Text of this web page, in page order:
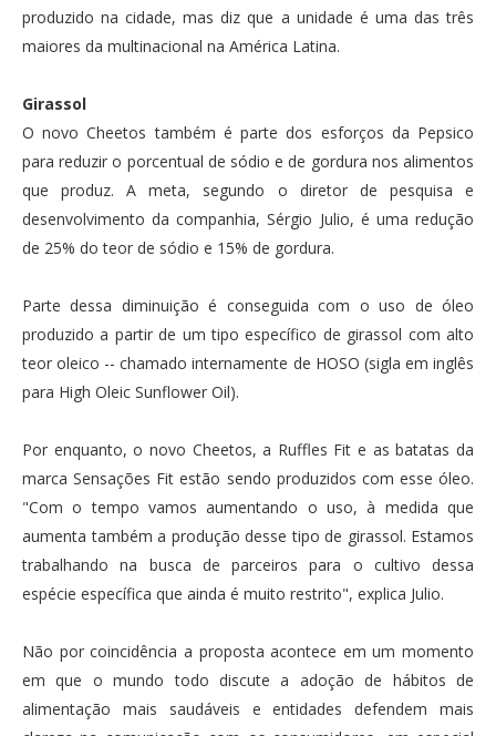
produzido na cidade, mas diz que a unidade é uma das três
maiores da multinacional na América Latina.
Girassol
O novo Cheetos também é parte dos esforços da Pepsico
para reduzir o porcentual de sódio e de gordura nos alimentos
que produz. A meta, segundo o diretor de pesquisa e
desenvolvimento da companhia, Sérgio Julio, é uma redução
de 25% do teor de sódio e 15% de gordura.
Parte dessa diminuição é conseguida com o uso de óleo
produzido a partir de um tipo específico de girassol com alto
teor oleico -- chamado internamente de HOSO (sigla em inglês
para High Oleic Sunflower Oil).
Por enquanto, o novo Cheetos, a Ruffles Fit e as batatas da
marca Sensações Fit estão sendo produzidos com esse óleo.
"Com o tempo vamos aumentando o uso, à medida que
aumenta também a produção desse tipo de girassol. Estamos
trabalhando na busca de parceiros para o cultivo dessa
espécie específica que ainda é muito restrito", explica Julio.
Não por coincidência a proposta acontece em um momento
em que o mundo todo discute a adoção de hábitos de
alimentação mais saudáveis e entidades defendem mais